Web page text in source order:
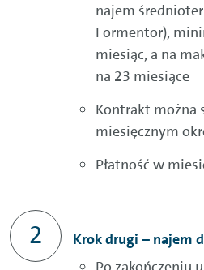
najem
Formentor),
miesiąc, a na
na 23 miesiące
Kontrakt można
miesięcznym
Płatność w
Krok drugi – najem